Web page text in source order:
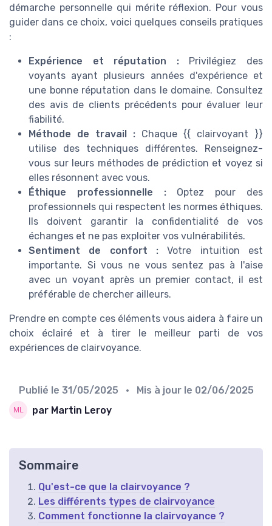
démarche personnelle qui mérite réflexion. Pour vous
guider dans ce choix, voici quelques conseils pratiques
:
Expérience et réputation :Privilégiez des
voyants ayant plusieurs années d'expérience et
une bonne réputation dans le domaine. Consultez
des avis de clients précédents pour évaluer leur
fiabilité.
Méthode de travail : Chaque {{ clairvoyant }}
utilise des techniques différentes. Renseignez-
vous sur leurs méthodes de prédiction et voyez si
elles résonnent avec vous.
Éthique professionnelle :Optez pour des
professionnels qui respectent les normes éthiques.
Ils doivent garantir la confidentialité de vos
échanges et ne pas exploiter vos vulnérabilités.
Sentiment de confort : Votre intuition est
importante. Si vous ne vous sentez pas à l'aise
avec un voyant après un premier contact, il est
préférable de chercher ailleurs.
Prendre en compte ces éléments vous aidera à faire un
choix éclairé et à tirer le meilleur parti de vos
expériences de clairvoyance.
Publié le 31/05/2025 • Mis à jour le 02/06/2025
par Martin Leroy
Sommaire
Qu'est-ce que la clairvoyance ?
Les différents types de clairvoyance
Comment fonctionne la clairvoyance ?